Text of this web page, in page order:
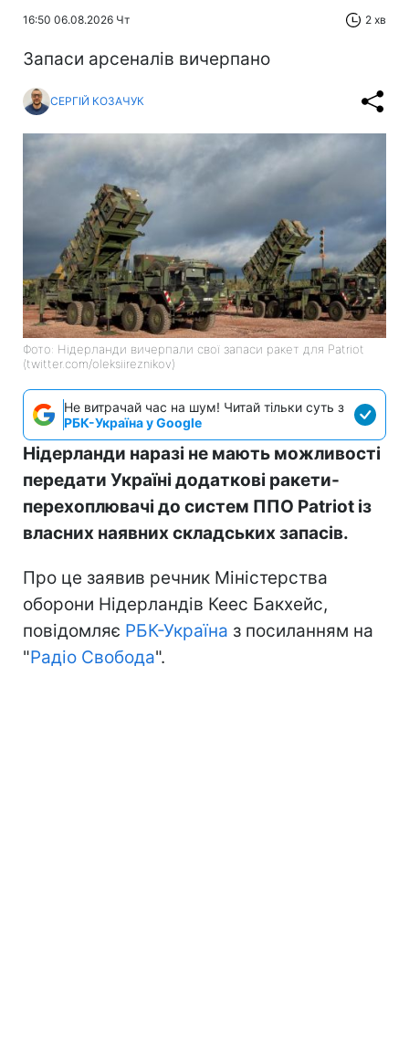
16:50 06.08.2026 Чт 2 хв
Запаси арсеналів вичерпано
СЕРГІЙ КОЗАЧУК
Фото: Нідерланди вичерпали свої запаси ракет для Patriot
(twitter.com/oleksiireznikov)
Не витрачай час на шум! Читай тільки суть з
РБК-Україна у Google
Нідерланди наразі не мають можливості
передати Україні додаткові ракети-
перехоплювачі до систем ППО Patriot із
власних наявних складських запасів.
Про це заявив речник Міністерства
оборони Нідерландів Кеес Бакхейс,
повідомляє РБК-Україна з посиланням на
"Радіо Свобода".